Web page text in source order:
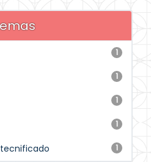
1
1
1
1
1